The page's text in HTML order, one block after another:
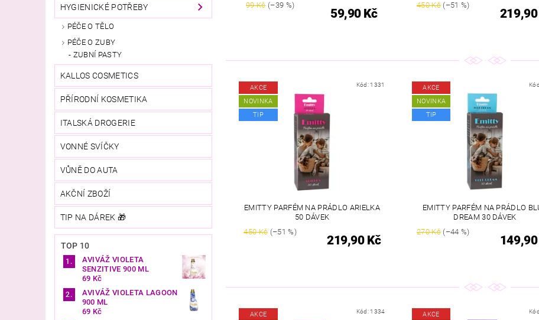
HYGIENICKÉ POTŘEBY
PÉČE O TĚLO
PÉČE O ZUBY
ZUBNÍ PASTY
KALLOS COSMETICS
PŘÍRODNÍ KOSMETIKA
ITALSKÁ DROGERIE
VONNÉ SVÍČKY
VŮNĚ DO AUTA
AKČNÍ ZBOŽÍ
TIP NA DÁREK 🎁
TOP 10
AVIVÁŽ VIOLETA
SENZITIVE 900 ML
69 Kč
AVIVÁŽ VIOLETA LAGOON
900 ML
69 Kč
99 Kč(–39 %)
59,90 Kč
450 Kč(–51 %)
AKCE
NOVINKA
TIP
Kód: 1331
EMITTY PARFÉM NA PRÁDLO ARIELKA
50 DÁVEK
450 Kč(–51 %)
219,90 Kč
AKCE
NOVINKA
TIP
EMITTY PARFÉM NA PRÁDLO
DREAM 30 DÁVEK
270 Kč(–44 %)
AKCE
Kód: 1334
AKCE